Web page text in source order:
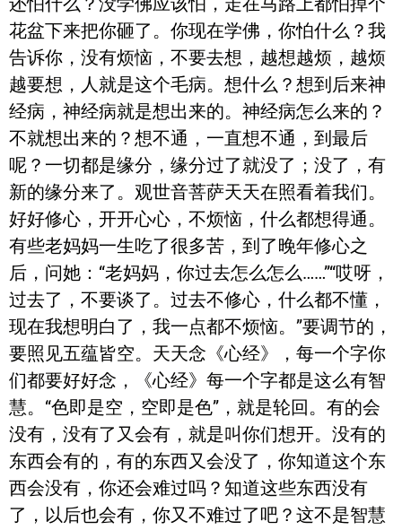
花盆下来把你砸了。你现在学佛，你怕什么？我
告诉你，没有烦恼，不要去想，越想越烦，越烦
越要想，人就是这个毛病。想什么？想到后来神
经病，神经病就是想出来的。神经病怎么来的？
不就想出来的？想不通，一直想不通，到最后
呢？一切都是缘分，缘分过了就没了；没了，有
新的缘分来了。观世音菩萨天天在照看着我们。
好好修心，开开心心，不烦恼，什么都想得通。
有些老妈妈一生吃了很多苦，到了晚年修心之
后，问她：“老妈妈，你过去怎么怎么……”“哎呀，
过去了，不要谈了。过去不修心，什么都不懂，
现在我想明白了，我一点都不烦恼。”要调节的，
要照见五蕴皆空。天天念《心经》，每一个字你
们都要好好念，《心经》每一个字都是这么有智
慧。“色即是空，空即是色”，就是轮回。有的会
没有，没有了又会有，就是叫你们想开。没有的
东西会有的，有的东西又会没了，你知道这个东
西会没有，你还会难过吗？知道这些东西没有
了，以后也会有，你又不难过了吧？这不是智慧